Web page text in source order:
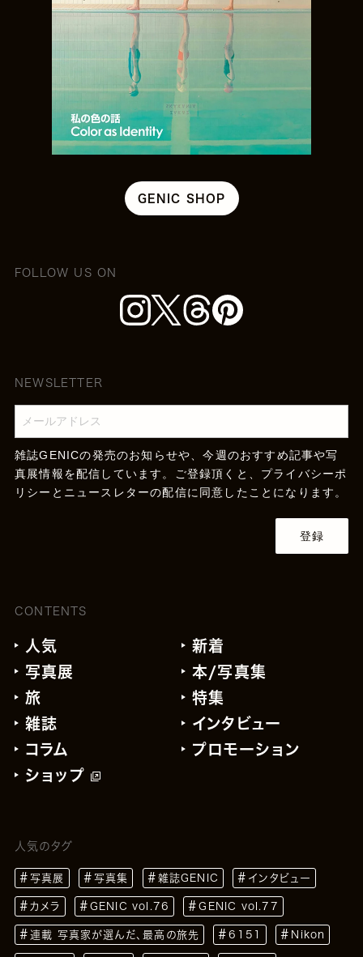
GENIC SHOP
FOLLOW US ON
NEWSLETTER
雑誌GENICの発売のお知らせや、今週のおすすめ記事や写
真展情報を配信しています。ご登録頂くと、 プライバシーポ
リシー とニュースレターの配信に同意したことになります。
登録
CONTENTS
人気
新着
写真展
本/写真集
旅
特集
雑誌
インタビュー
コラム
プロモーション
ショップ
人気のタグ
写真展 写真集 雑誌GENIC インタビュー
カメラ GENIC vol.76 GENIC vol.77
連載 写真家が選んだ、最高の旅先 6151 Nikon